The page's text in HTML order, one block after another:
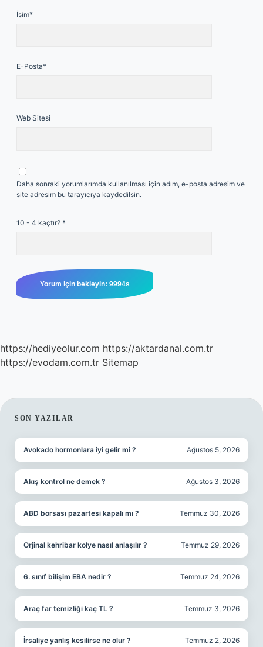
İsim*
E-Posta*
Web Sitesi
Daha sonraki yorumlarımda kullanılması için adım, e-posta adresim ve
site adresim bu tarayıcıya kaydedilsin.
10 - 4 kaçtır? *
https://hediyeolur.com https://aktardanal.com.tr
https://evodam.com.tr Sitemap
SIDEBAR
SON YAZILAR
Avokado hormonlara iyi gelir mi ? Ağustos 5, 2026
Akış kontrol ne demek ? Ağustos 3, 2026
ABD borsası pazartesi kapalı mı ? Temmuz 30, 2026
Orjinal kehribar kolye nasıl anlaşılır ? Temmuz 29, 2026
6. sınıf bilişim EBA nedir ? Temmuz 24, 2026
Araç far temizliği kaç TL ? Temmuz 3, 2026
İrsaliye yanlış kesilirse ne olur ? Temmuz 2, 2026